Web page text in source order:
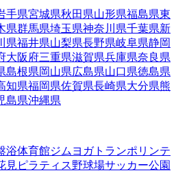
手県宮城県秋田県山形県福島県東
県群馬県埼玉県神奈川県千葉県新
県福井県山梨県長野県岐阜県静岡
大阪府三重県滋賀県兵庫県奈良県
島根県岡山県広島県山口県徳島県
知県福岡県佐賀県長崎県大分県熊
島県沖縄県
浴体育館ジム ヨガトランポリンテ
見 ピラティス野球場サッカー公園